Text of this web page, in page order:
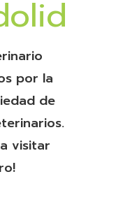
por la
de
visitar